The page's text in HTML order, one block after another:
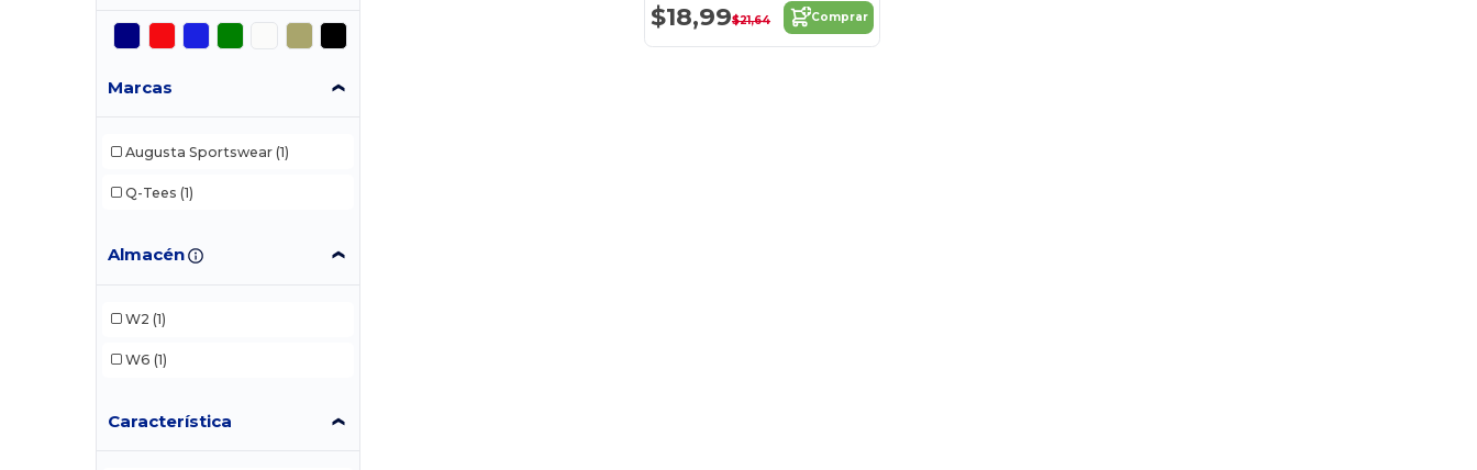
Marcas
Augusta Sportswear (1)
Q-Tees (1)
Almacén
W2 (1)
W6 (1)
Característica
$18,99$21,64 Comprar